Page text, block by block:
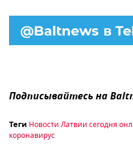
Подписывайтесь на
Теги Новости Латвии сегодня
коронавирус